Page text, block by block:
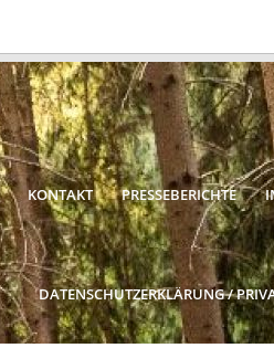
KONTAKT PRESSEBERICHTE
DATENSCHUTZERKLÄRUNG /